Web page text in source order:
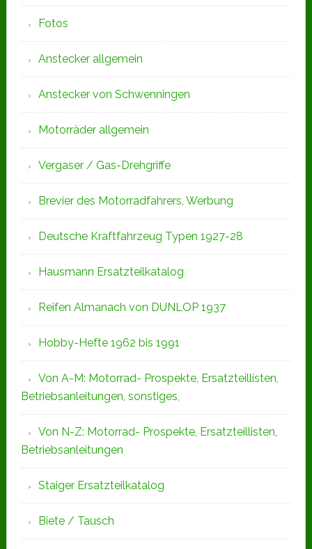
Fotos
Anstecker allgemein
Anstecker von Schwenningen
Motorräder allgemein
Vergaser / Gas-Drehgriffe
Brevier des Motorradfahrers, Werbung
Deutsche Kraftfahrzeug Typen 1927-28
Hausmann Ersatzteilkatalog
Reifen Almanach von DUNLOP 1937
Hobby-Hefte 1962 bis 1991
Von A-M: Motorrad- Prospekte, Ersatzteillisten,
Betriebsanleitungen, sonstiges,
Von N-Z: Motorrad- Prospekte, Ersatzteillisten,
Betriebsanleitungen
Staiger Ersatzteilkatalog
Biete / Tausch